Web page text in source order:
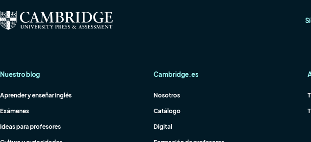
Nuestro blog
Aprender y enseñar inglés
Exámenes
Ideas para profesores
Cambridge.es
Nosotros
Catálogo
Digital